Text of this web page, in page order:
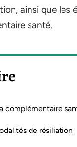
ainsi que les
santé.
complémentaire
de résiliation